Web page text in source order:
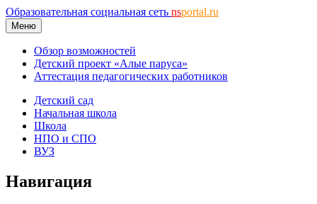
Образовательная социальная сеть nsportal.ru
Меню
Обзор возможностей
Детский проект «Алые паруса»
Аттестация педагогических работников
Детский сад
Начальная школа
Школа
НПО и СПО
ВУЗ
Навигация